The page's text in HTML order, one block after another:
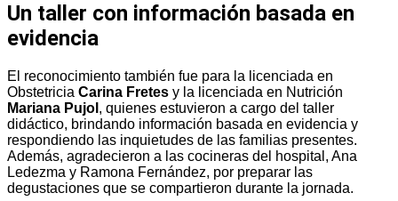
Un taller con información basada en
evidencia
El reconocimiento también fue para la licenciada en
Obstetricia Carina Fretes y la licenciada en Nutrición
Mariana Pujol , quienes estuvieron a cargo del taller
didáctico, brindando información basada en evidencia y
respondiendo las inquietudes de las familias presentes.
Además, agradecieron a las cocineras del hospital, Ana
Ledezma y Ramona Fernández, por preparar las
degustaciones que se compartieron durante la jornada.